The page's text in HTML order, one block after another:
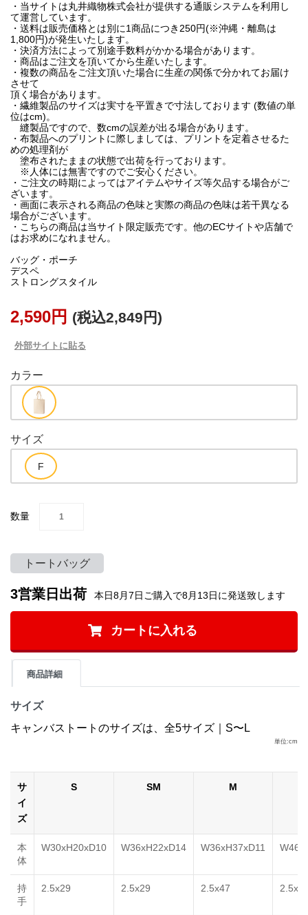
・当サイトは丸井織物株式会社が提供する通販システムを利用し
て運営しています。
・送料は販売価格とは別に1商品につき250円(※沖縄・離島は
1,800円)が発生いたします。
・決済方法によって別途手数料がかかる場合があります。
・商品はご注文を頂いてから生産いたします。
・複数の商品をご注文頂いた場合に生産の関係で分かれてお届け
させて
頂く場合があります。
・繊維製品のサイズは実寸を平置きで寸法しております (数値の単
位はcm)。
縫製品ですので、数cmの誤差が出る場合があります。
・布製品へのプリントに際しましては、プリントを定着させるた
めの処理剤が
塗布されたままの状態で出荷を行っております。
※人体には無害ですのでご安心ください。
・ご注文の時期によってはアイテムやサイズ等欠品する場合がご
ざいます。
・画面に表示される商品の色味と実際の商品の色味は若干異なる
場合がございます。
・こちらの商品は当サイト限定販売です。他のECサイトや店舗で
はお求めになれません。
バッグ・ポーチ
デスペ
ストロングスタイル
2,590円 (税込2,849円)
外部サイトに貼る
カラー
サイズ
数量
トートバッグ
3営業日出荷 本日8月7日ご購入で8月13日に発送致します
カートに入れる
商品詳細
サイズ
キャンバストートのサイズは、全5サイズ｜S〜L
単位:cm
サ
イ
ズ
S SM M
本
体
W30xH20xD10 W36xH22xD14 W36xH37xD11
持
手
2.5x29 2.5x29 2.5x47